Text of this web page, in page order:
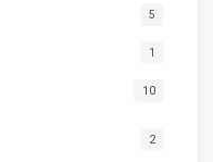
5
1
10
2